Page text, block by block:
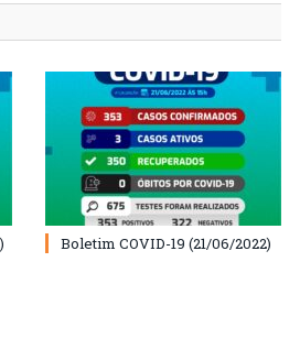
Boletim COVID-19 (21/06/2022)